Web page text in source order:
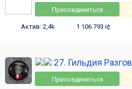
Присоединиться
Актив: 2,4k 1 106 793 i¢
27. Гильдия
Присоединиться